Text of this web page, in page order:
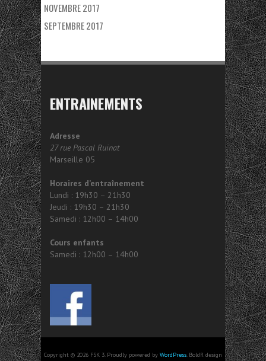
NOVEMBRE 2017
SEPTEMBRE 2017
ENTRAINEMENTS
Adresse
27 rue Pascal Ruinat
Marseille 05
Horaires d’entraînement
Lundi : 19h30 – 21h30
Jeudi : 19h30 – 21h30
Samedi : 12h00 – 14h00
Cours enfants
Samedi : 12h00 – 14h00
Copyright © 2026 FSK 3. Proudly powered by WordPress. BoldR design